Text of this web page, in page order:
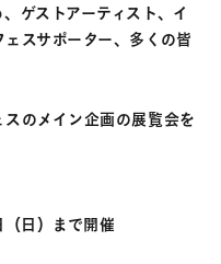
ゲストアーティスト、イ
スサポーター、多くの皆
のメイン企画の展覧会を
日）まで開催